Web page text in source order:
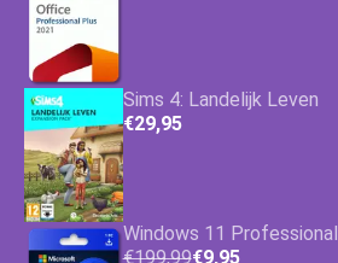
Sims 4: Landelijk Leven
€29,95
Windows 11 Professional
€199,99€9,95